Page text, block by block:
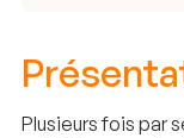
Plusieurs fois par